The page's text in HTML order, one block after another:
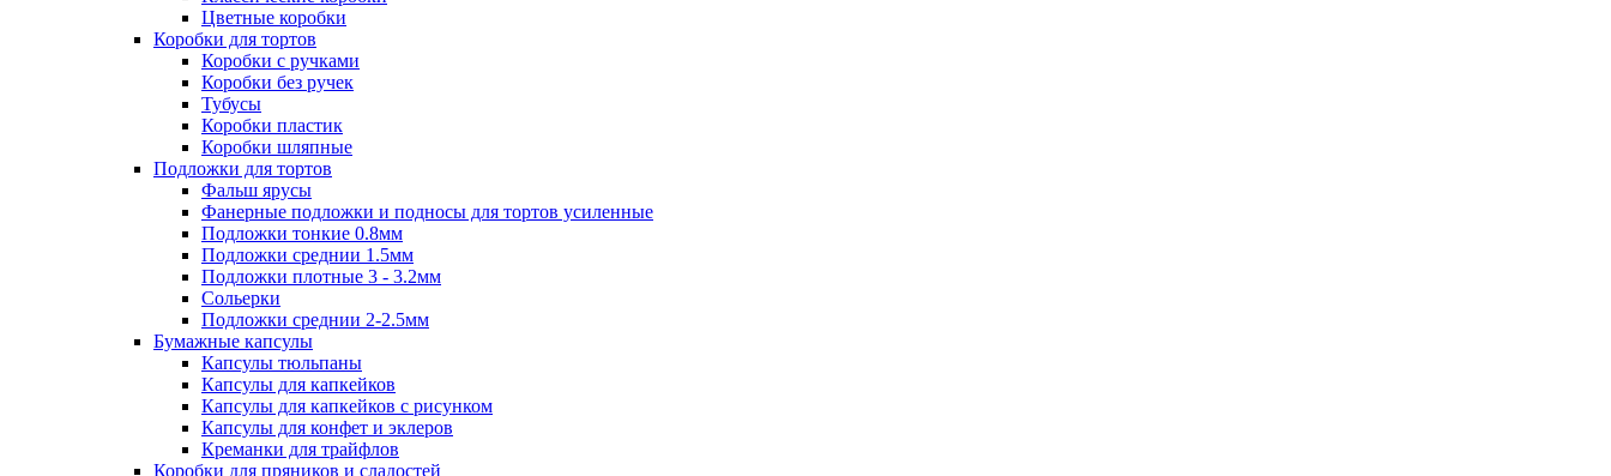
Цветные коробки
Коробки для тортов
Коробки с ручками
Коробки без ручек
Тубусы
Коробки пластик
Коробки шляпные
Подложки для тортов
Фальш ярусы
Фанерные подложки и подносы для тортов усиленные
Подложки тонкие 0.8мм
Подложки среднии 1.5мм
Подложки плотные 3 - 3.2мм
Сольерки
Подложки среднии 2-2.5мм
Бумажные капсулы
Капсулы тюльпаны
Капсулы для капкейков
Капсулы для капкейков с рисунком
Капсулы для конфет и эклеров
Креманки для трайфлов
Коробки для пряников и сладостей